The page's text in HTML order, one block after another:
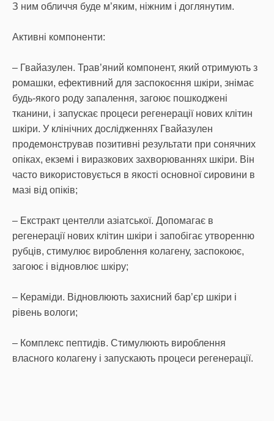
З ним обличчя буде м’яким, ніжним і доглянутим.
Активні компоненти:
– Гвайазулен. Трав’яний компонент, який отримують з
ромашки, ефективний для заспокоєння шкіри, знімає
будь-якого роду запалення, загоює пошкоджені
тканини, і запускає процеси регенерації нових клітин
шкіри. У клінічних дослідженнях Гвайазулен
продемонстрував позитивні результати при сонячних
опіках, екземі і виразкових захворюваннях шкіри. Він
часто використовується в якості основної сировини в
мазі від опіків;
– Екстракт центелли азіатської. Допомагає в
регенерації нових клітин шкіри і запобігає утворенню
рубців, стимулює вироблення колагену, заспокоює,
загоює і відновлює шкіру;
– Кераміди. Відновлюють захисний бар’єр шкіри і
рівень вологи;
– Комплекс пептидів. Стимулюють вироблення
власного колагену і запускають процеси регенерації.